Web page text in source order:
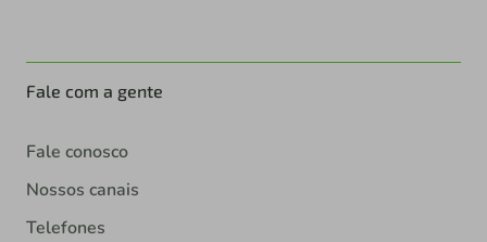
Fale com a gente
Fale conosco
Nossos canais
Telefones